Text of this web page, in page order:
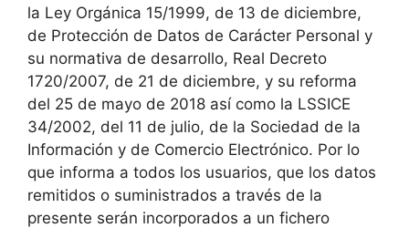
la Ley Orgánica 15/1999, de 13 de diciembre,
de Protección de Datos de Carácter Personal y
su normativa de desarrollo, Real Decreto
1720/2007, de 21 de diciembre, y su reforma
del 25 de mayo de 2018 así como la LSSICE
34/2002, del 11 de julio, de la Sociedad de la
Información y de Comercio Electrónico. Por lo
que informa a todos los usuarios, que los datos
remitidos o suministrados a través de la
presente serán incorporados a un fichero